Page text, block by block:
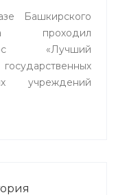
Башкирского
проходил
«Лучший
учреждений
Республики